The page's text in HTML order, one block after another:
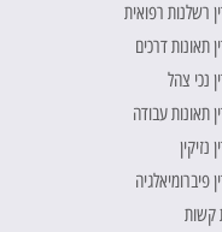
רשלנות רפואית
תאונות דרכים
נכי צהל
תאונות עבודה
נזיקין
פיברומיאלגיה
קשות